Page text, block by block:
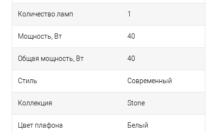
Количество ламп 1
Мощность, Вт 40
Общая мощность, Вт 40
Стиль Современный
Коллекция Stone
Цвет плафона Белый